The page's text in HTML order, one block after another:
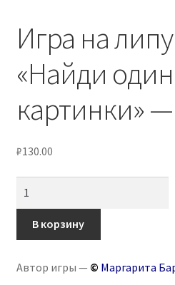
КОНТАКТЫ
Игра на
«Найди
картинки»
₽130.00
Игра
на
«Найди
В корзину
Автор игры — © Маргарита